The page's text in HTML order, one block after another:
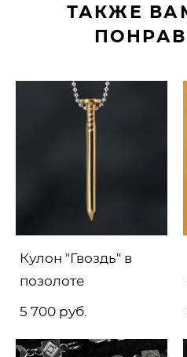
ТАКЖЕ
Кулон "Гвоздь" в
позолоте
5 700 pуб.